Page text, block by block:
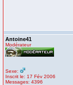
Antoine41
Modérateur
Sexe:
Inscrit le: 17 Fév 2006
Messages: 4396